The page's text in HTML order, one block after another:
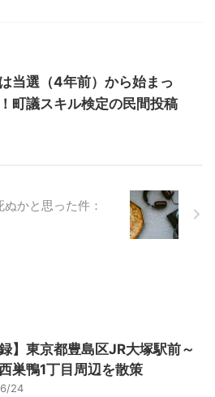
当選（4年前）から始まっ
町議スキル検定の民間投稿
かと思った件：
録】東京都豊島区JR大塚駅前～
巣鴨1丁目周辺を散策
24